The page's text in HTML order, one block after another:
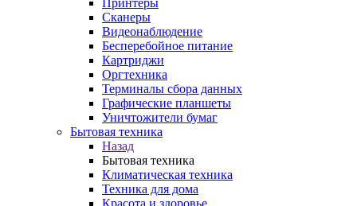
Принтеры
Сканеры
Видеонаблюдение
Бесперебойное питание
Картриджи
Оргтехника
Терминалы сбора данных
Графические планшеты
Уничтожители бумаг
Бытовая техника
Назад
Бытовая техника
Климатическая техника
Техника для дома
Красота и здоровье